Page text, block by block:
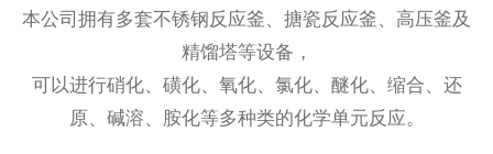
本公司拥有多套不锈钢反应釜、搪瓷反应釜、高压釜及
精馏塔等设备，
可以进行硝化、磺化、氧化、氯化、醚化、缩合、还
原、碱溶、胺化等多种类的化学单元反应。